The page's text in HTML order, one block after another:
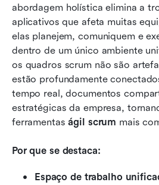
abordagem holística elimina a
aplicativos que afeta muitas
elas planejem, comuniquem e
dentro de um único ambiente
os quadros scrum não são
estão profundamente
tempo real, documentos
estratégicas da empresa,
ferramentas ágil scrum mais
Por que se destaca:
Espaço de trabalho